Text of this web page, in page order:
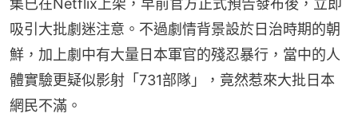
吸引大批劇迷注意。不過劇情背景設於日治時期的朝
鮮，加上劇中有大量日本軍官的殘忍暴行，當中的人
體實驗更疑似影射「731部隊」，竟然惹來大批日本
網民不滿。